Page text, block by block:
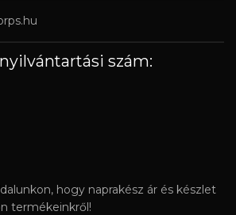
szám:
hogy naprakész ár és készlet
termékeinkről!